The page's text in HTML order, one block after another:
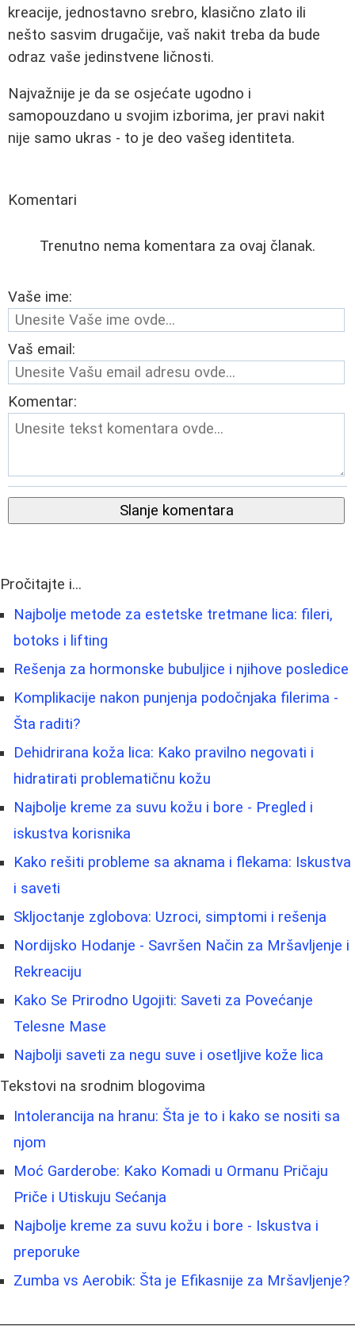
kreacije, jednostavno srebro, klasično zlato ili
nešto sasvim drugačije, vaš nakit treba da bude
odraz vaše jedinstvene ličnosti.
Najvažnije je da se osjećate ugodno i
samopouzdano u svojim izborima, jer pravi nakit
nije samo ukras - to je deo vašeg identiteta.
Komentari
Trenutno nema komentara za ovaj članak.
Vaše ime:
Vaš email:
Komentar:
Slanje komentara
Pročitajte i...
Najbolje metode za estetske tretmane lica: fileri,
botoks i lifting
Rešenja za hormonske bubuljice i njihove posledice
Komplikacije nakon punjenja podočnjaka filerima -
Šta raditi?
Dehidrirana koža lica: Kako pravilno negovati i
hidratirati problematičnu kožu
Najbolje kreme za suvu kožu i bore - Pregled i
iskustva korisnika
Kako rešiti probleme sa aknama i flekama: Iskustva
i saveti
Skljoctanje zglobova: Uzroci, simptomi i rešenja
Nordijsko Hodanje - Savršen Način za Mršavljenje i
Rekreaciju
Kako Se Prirodno Ugojiti: Saveti za Povećanje
Telesne Mase
Najbolji saveti za negu suve i osetljive kože lica
Tekstovi na srodnim blogovima
Intolerancija na hranu: Šta je to i kako se nositi sa
njom
Moć Garderobe: Kako Komadi u Ormanu Pričaju
Priče i Utiskuju Sećanja
Najbolje kreme za suvu kožu i bore - Iskustva i
preporuke
Zumba vs Aerobik: Šta je Efikasnije za Mršavljenje?